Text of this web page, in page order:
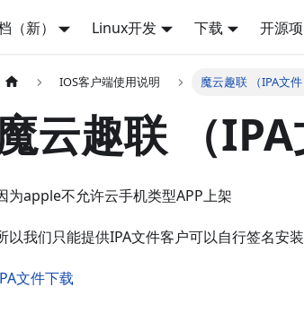
（新） Linux开发 下载 开源
IOS客户端使用说明 魔云趣联 （IPA文件
云趣联 （IPA
为apple不允许云手机类型APP上架
以我们只能提供IPA文件客户可以自行签名安
文件下载